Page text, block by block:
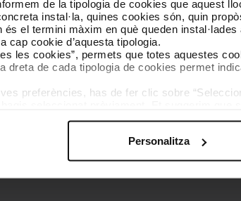
de la tipologia de cookies que aquest
instal·la, quines cookies són, quin
el termini màxim en què queden
cap cookie d’aquesta tipologia.
les cookies”, permets que totes aquestes
dreta de cada tipologia de cookies permet
preferències, has de fer clic sobre
teves opcions de navegació (com ara
pots consultar la nostraPolítica de cookies
Personalitza
Consulta tota la
menor com a
presencial als
compte i podràs fer
comprar bitllets.
desvincular-se del